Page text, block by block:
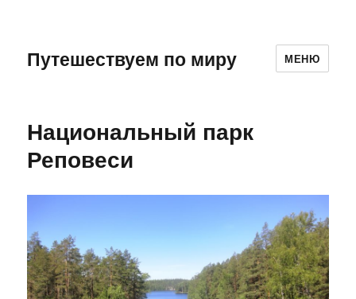
Путешествуем по миру МЕНЮ
Национальный парк
Реповеси